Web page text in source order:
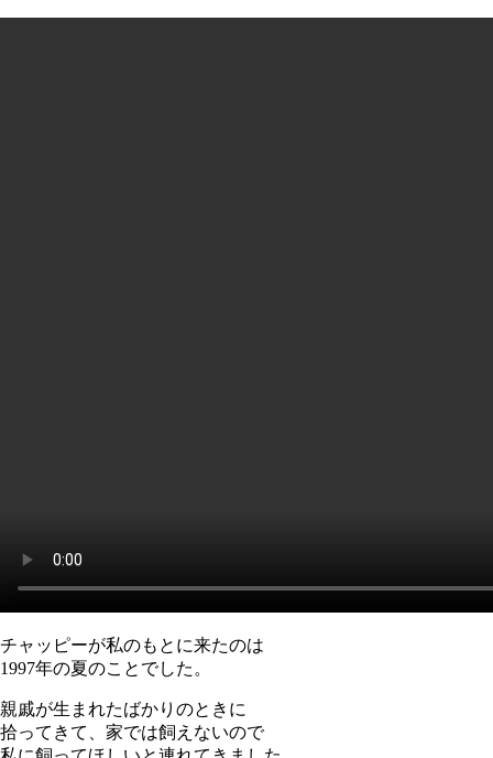
チャッピーが私のもとに来たのは
1997年の夏のことでした。
親戚が生まれたばかりのときに
拾ってきて、家では飼えないので